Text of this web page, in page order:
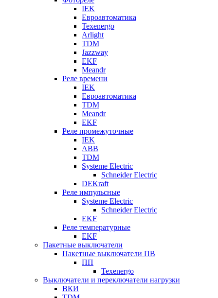
IEK
Евроавтоматика
Texenergo
Arlight
TDM
Jazzway
EKF
Meandr
Реле времени
IEK
Евроавтоматика
TDM
Meandr
EKF
Реле промежуточные
IEK
ABB
TDM
Systeme Electric
Schneider Electric
DEKraft
Реле импульсные
Systeme Electric
Schneider Electric
EKF
Реле температурные
EKF
Пакетные выключатели
Пакетные выключатели ПВ
ПП
Texenergo
Выключатели и переключатели нагрузки
ВКИ